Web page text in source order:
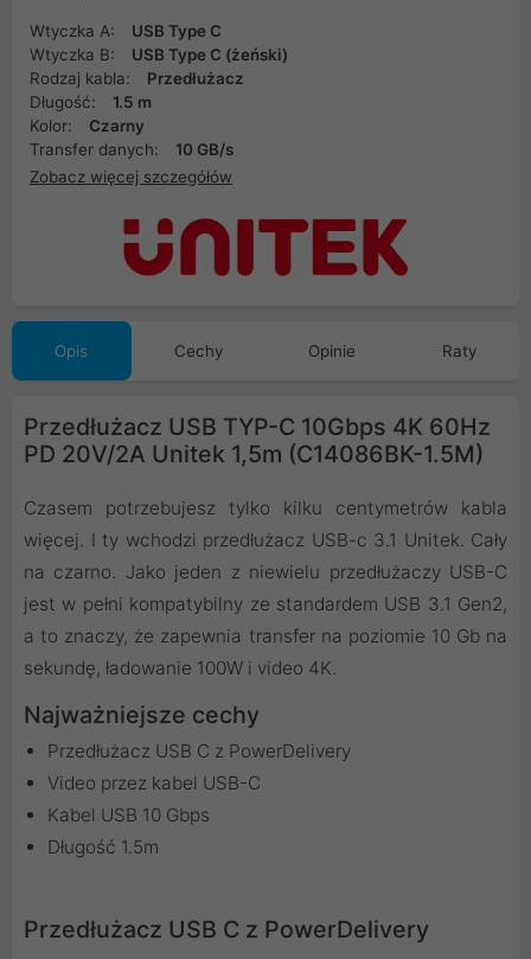
Wtyczka A:
USB Type C
Wtyczka B:
USB Type C (żeński)
Rodzaj kabla:
Przedłużacz
Długość:
1.5 m
Kolor:
Czarny
Transfer danych:
10 GB/s
Zobacz więcej szczegółów
Opis Cechy Opinie Raty
Przedłużacz USB TYP-C 10Gbps 4K 60Hz
PD 20V/2A Unitek 1,5m (C14086BK-1.5M)
Czasem potrzebujesz tylko kilku centymetrów kabla
więcej. I ty wchodzi przedłużacz USB-c 3.1 Unitek. Cały
na czarno. Jako jeden z niewielu przedłużaczy USB-C
jest w pełni kompatybilny ze standardem USB 3.1 Gen2,
a to znaczy, że zapewnia transfer na poziomie 10 Gb na
sekundę, ładowanie 100W i video 4K.
Najważniejsze cechy
Przedłużacz USB C z PowerDelivery
Video przez kabel USB-C
Kabel USB 10 Gbps
Długość 1.5m
Przedłużacz USB C z PowerDelivery